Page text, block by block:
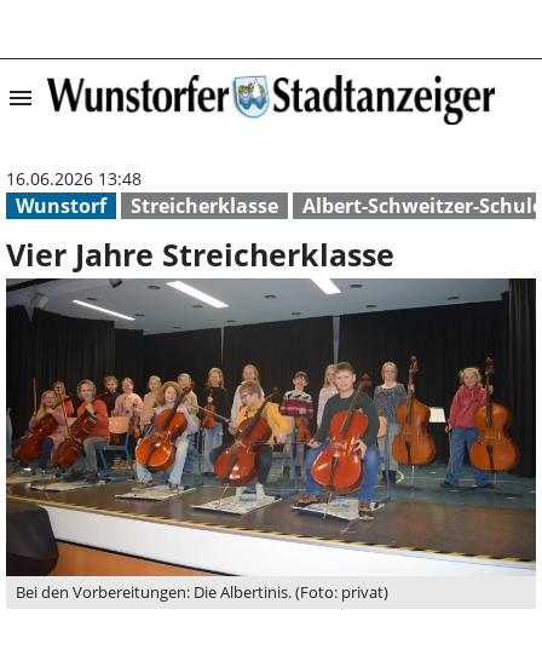
menu Vier Jahre
Wunstorf Streicherklasse Albert-Schweitzer-Schule
16.06.2026 13:48
Vier Jahre Streicherklasse
Bei den Vorbereitungen: Die Albertinis. (Foto: privat)